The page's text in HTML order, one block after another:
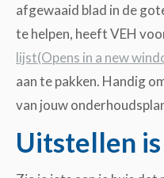
afgewaaid blad in de
te helpen, heeft VEH
lijst(Opens in a new
aan te pakken. Handig
van jouw
Uitstellen